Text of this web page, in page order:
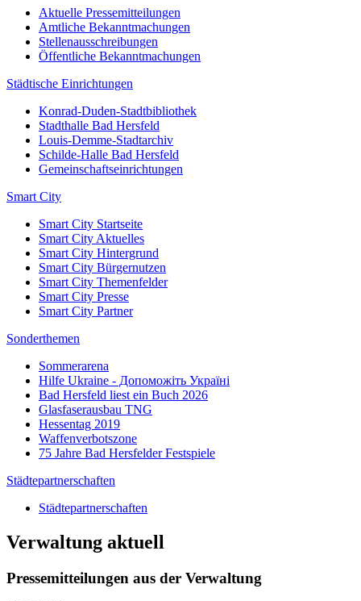
Aktuelle Pressemitteilungen
Amtliche Bekanntmachungen
Stellenausschreibungen
Öffentliche Bekanntmachungen
Städtische Einrichtungen
Konrad-Duden-Stadtbibliothek
Stadthalle Bad Hersfeld
Louis-Demme-Stadtarchiv
Schilde-Halle Bad Hersfeld
Gemeinschaftseinrichtungen
Smart City
Smart City Startseite
Smart City Aktuelles
Smart City Hintergrund
Smart City Bürgernutzen
Smart City Themenfelder
Smart City Presse
Smart City Partner
Sonderthemen
Sommerarena
Hilfe Ukraine - Допоможіть Україні
Bad Hersfeld liest ein Buch 2026
Glasfaserausbau TNG
Hessentag 2019
Waffenverbotszone
75 Jahre Bad Hersfelder Festspiele
Städtepartnerschaften
Städtepartnerschaften
Verwaltung aktuell
Pressemitteilungen aus der Verwaltung